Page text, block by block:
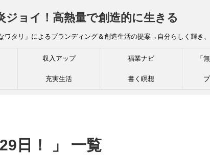
ョイ！高熱量で創造的に生きる
ワタリ」によるブランディング＆創造生活の提案→自分らしく輝き
収入アップ 福業ナビ 「
充実生活 書く瞑想
日！ 」 一覧